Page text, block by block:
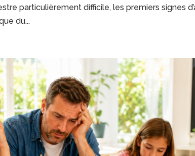
particulièrement difficile, les premiers signes
du...